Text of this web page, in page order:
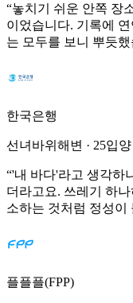
“놓치기 쉬운 안쪽 장
이었습니다. 기록에
는 모두를 보니 뿌듯
한국은행
선녀바위해변 · 25입양
“'내 바다'라고 생각하
더라고요. 쓰레기 하
소하는 것처럼 정성이
플플플(FPP)